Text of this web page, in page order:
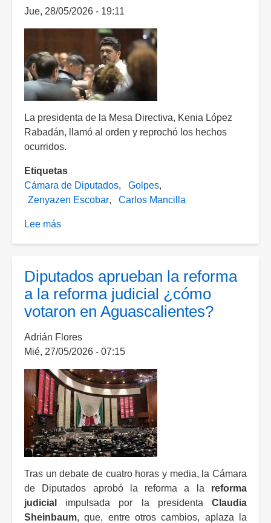
tras
diputados
en
San
Lázaro
Jue, 28/05/2026 - 19:11
La presidenta de la Mesa Directiva, Kenia López
Rabadán, llamó al orden y reprochó los hechos
ocurridos.
Etiquetas
Cámara de Diputados
Golpes
Zenyazen Escobar
Carlos Mancilla
Lee más
Morena
reta
a
a
legislador
del
PRI
durante
sesión
en
San
Lázaro
Diputados aprueban la reforma
a la reforma judicial ¿cómo
votaron en Aguascalientes?
Adrián Flores
Mié, 27/05/2026 - 07:15
Tras un debate de cuatro horas y media, la Cámara
de Diputados aprobó la reforma a la reforma
judicial impulsada por la presidentaClaudia
Sheinbaum, que, entre otros cambios, aplaza la